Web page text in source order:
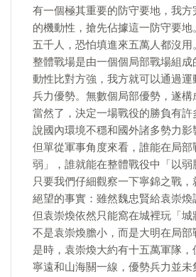
有一個極其重要的防守要地，我方
的機動性，搶先佔據這一防守要
五千人，恐怕填進來五萬人都沒用。
整體戰場是由一個個局部戰場組
動性比對方強，我方就可以通過運
兵力優勢。無數個局部優勢，遂構
當然了，決定一場戰役的勝負有許
說國內環境不穩和國外諸多勢力影
但單從軍事角度來看，誰能在局部
弱」，誰就能在整體戰役中「以弱
只要我們仔細觀察一下寧錦之戰，
絕望的事實：雖然魏忠賢給袁崇煥
但袁崇煥依然只能窩在城裡玩「城
不是袁崇煥膽小，而是大明在局部
是時，袁崇煥大約有十五萬軍隊，
寧遠和山海關一線，優勢兵力並未